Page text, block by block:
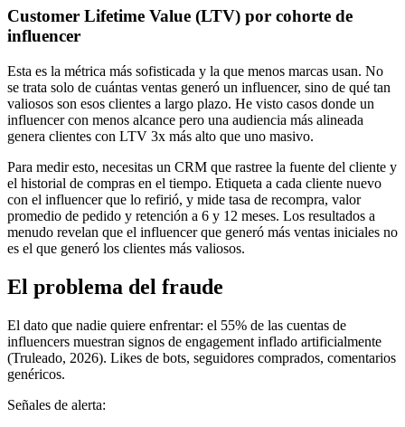
Customer Lifetime Value (LTV) por cohorte de
influencer
Esta es la métrica más sofisticada y la que menos marcas usan. No
se trata solo de cuántas ventas generó un influencer, sino de qué tan
valiosos son esos clientes a largo plazo. He visto casos donde un
influencer con menos alcance pero una audiencia más alineada
genera clientes con LTV 3x más alto que uno masivo.
Para medir esto, necesitas un CRM que rastree la fuente del cliente y
el historial de compras en el tiempo. Etiqueta a cada cliente nuevo
con el influencer que lo refirió, y mide tasa de recompra, valor
promedio de pedido y retención a 6 y 12 meses. Los resultados a
menudo revelan que el influencer que generó más ventas iniciales no
es el que generó los clientes más valiosos.
El problema del fraude
El dato que nadie quiere enfrentar: el 55% de las cuentas de
influencers muestran signos de engagement inflado artificialmente
(Truleado, 2026). Likes de bots, seguidores comprados, comentarios
genéricos.
Señales de alerta: